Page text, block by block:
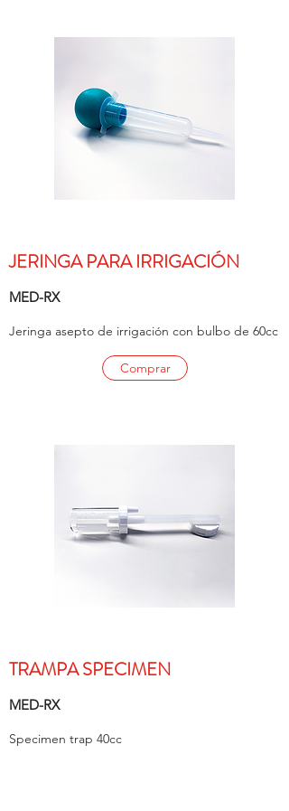
JERINGA PARA IRRIGACIÓN
MED-RX
Jeringa asepto de irrigación con bulbo de 60cc
Comprar
TRAMPA SPECIMEN
MED-RX
Specimen trap 40cc